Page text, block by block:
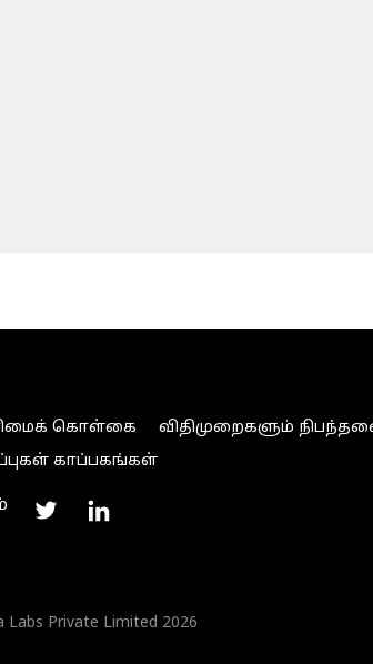
கொள்கை விதிமுறைகளும்
காப்பகங்கள்
Labs Private Limited 2026